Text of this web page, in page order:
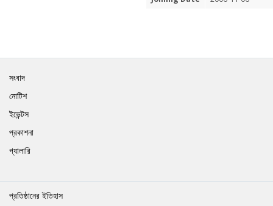
সংবাদ
নোটিশ
ইভেন্টস
প্রকাশনা
গ্যালারি
প্রতিষ্ঠানের ইতিহাস